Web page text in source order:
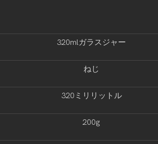
320mlガラスジャー
ねじ
320ミリリットル
200g